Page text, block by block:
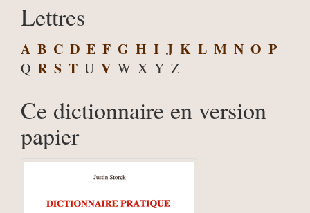
Lettres
A B C D E F G H I J K L M N O P
Q R S T U V W X Y Z
Ce dictionnaire en version
papier